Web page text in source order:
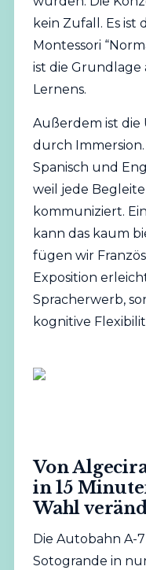
kein Zufall. Es ist
Montessori
ist die
Lernens.
Außerdem ist die
durch
Spanisch und
weil jede
kommuniziert.
kann das kaum
fügen wir
Exposition
Spracherwerb,
kognitive
Von
in 15
Wahl
Die Autobahn A-
Sotogrande in